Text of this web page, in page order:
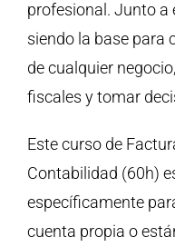
profesional. Junto a
siendo la base para
de cualquier
fiscales y tomar
Este curso de
Contabilidad (60h)
específicamente
cuenta propia o